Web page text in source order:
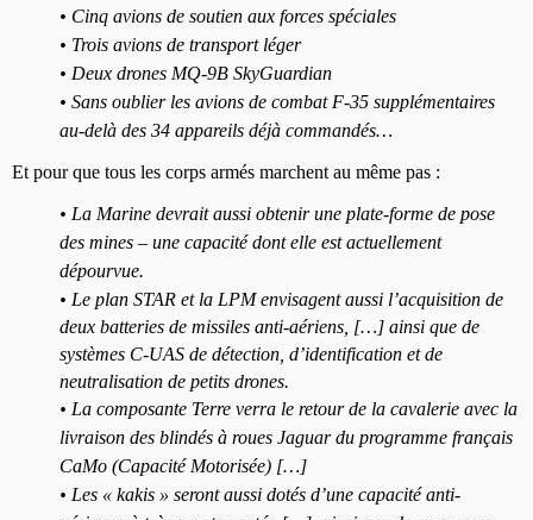
• Cinq avions de soutien aux forces spéciales
• Trois avions de transport léger
• Deux drones MQ-9B SkyGuardian
• Sans oublier les avions de combat F-35 supplémentaires
au-delà des 34 appareils déjà commandés…
Et pour que tous les corps armés marchent au même pas :
• La Marine devrait aussi obtenir une plate-forme de pose
des mines – une capacité dont elle est actuellement
dépourvue.
• Le plan STAR et la LPM envisagent aussi l’acquisition de
deux batteries de missiles anti-aériens, […] ainsi que de
systèmes C-UAS de détection, d’identification et de
neutralisation de petits drones.
• La composante Terre verra le retour de la cavalerie avec la
livraison des blindés à roues Jaguar du programme français
CaMo (Capacité Motorisée) […]
• Les « kakis » seront aussi dotés d’une capacité anti-